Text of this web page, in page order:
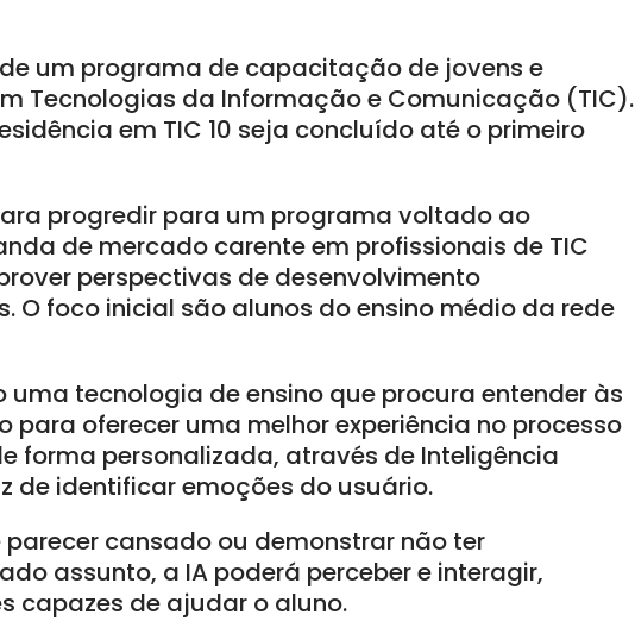
um programa de capacitação de jovens e
Tecnologias da Informação e Comunicação (TIC).
em TIC 10 seja concluído até o primeiro
progredir para um programa voltado ao
de mercado carente em profissionais de TIC
perspectivas de desenvolvimento
O foco inicial são alunos do ensino médio da rede
tecnologia de ensino que procura entender às
para oferecer uma melhor experiência no processo
forma personalizada, através de Inteligência
de identificar emoções do usuário.
parecer cansado ou demonstrar não ter
assunto, a IA poderá perceber e interagir,
capazes de ajudar o aluno.